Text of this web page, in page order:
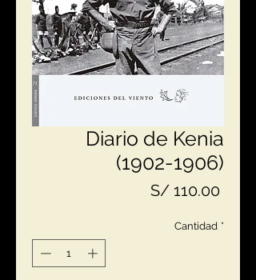
Diario de Kenia
(1902-1906)
S/ 110.00Precio
Cantidad *